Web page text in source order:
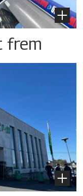
frem